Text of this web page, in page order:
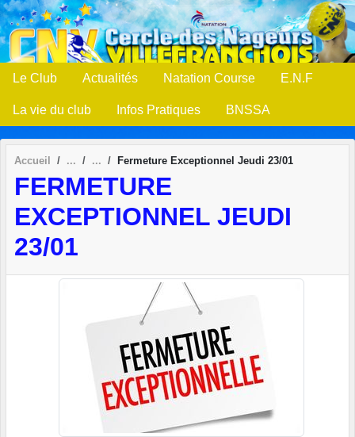
Le Club Actualités Natation Course E.N.F
La vie du club Infos Pratiques BNSSA
Accueil Fermeture Exceptionnel Jeudi 23/01
FERMETURE
EXCEPTIONNEL JEUDI
23/01
Panneau de gestion des cookies